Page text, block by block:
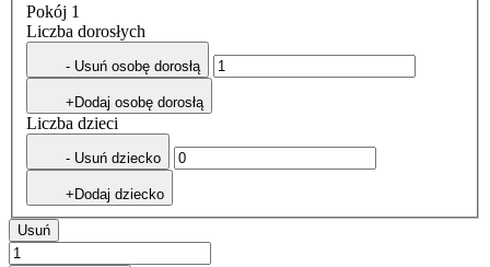
Pokój 1
Liczba dorosłych
- Usuń osobę dorosłą
+Dodaj osobę dorosłą
Liczba dzieci
- Usuń dziecko
+Dodaj dziecko
Usuń